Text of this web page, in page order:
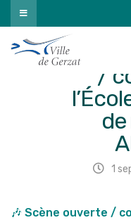
Passer
au
contenu
🎶
/
1
🎶 Scène ouverte /